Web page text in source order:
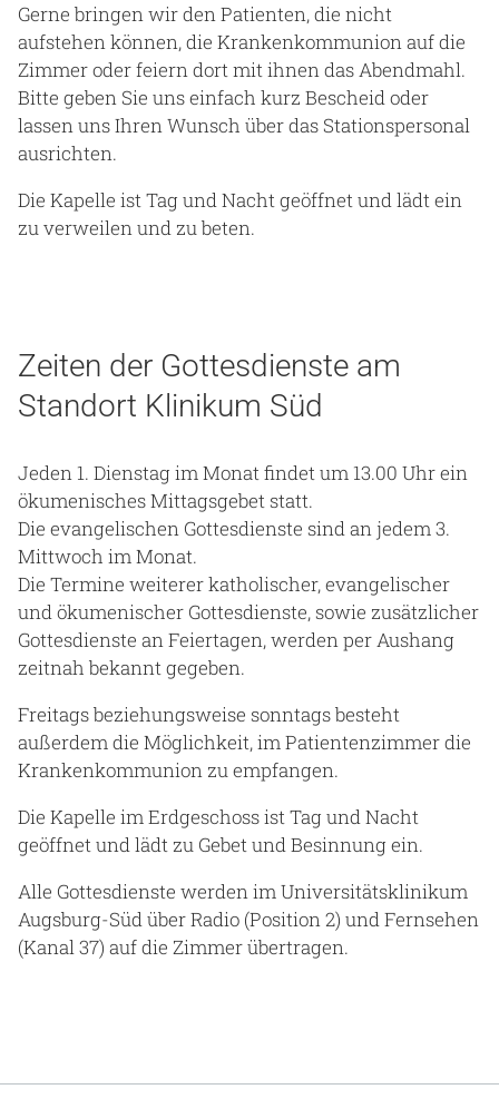
Gerne bringen wir den Patienten, die nicht
aufstehen können, die Krankenkommunion auf die
Zimmer oder feiern dort mit ihnen das Abendmahl.
Bitte geben Sie uns einfach kurz Bescheid oder
lassen uns Ihren Wunsch über das Stationspersonal
ausrichten.
Die Kapelle ist Tag und Nacht geöffnet und lädt ein
zu verweilen und zu beten.
Zeiten der Gottesdienste am
Standort Klinikum Süd
Jeden 1. Dienstag im Monat findet um 13.00 Uhr ein
ökumenisches Mittagsgebet statt.
Die evangelischen Gottesdienste sind an jedem 3.
Mittwoch im Monat.
Die Termine weiterer katholischer, evangelischer
und ökumenischer Gottesdienste, sowie zusätzlicher
Gottesdienste an Feiertagen, werden per Aushang
zeitnah bekannt gegeben.
Freitags beziehungsweise sonntags besteht
außerdem die Möglichkeit, im Patientenzimmer die
Krankenkommunion zu empfangen.
Die Kapelle im Erdgeschoss ist Tag und Nacht
geöffnet und lädt zu Gebet und Besinnung ein.
Alle Gottesdienste werden im Universitätsklinikum
Augsburg-Süd über Radio (Position 2) und Fernsehen
(Kanal 37) auf die Zimmer übertragen.